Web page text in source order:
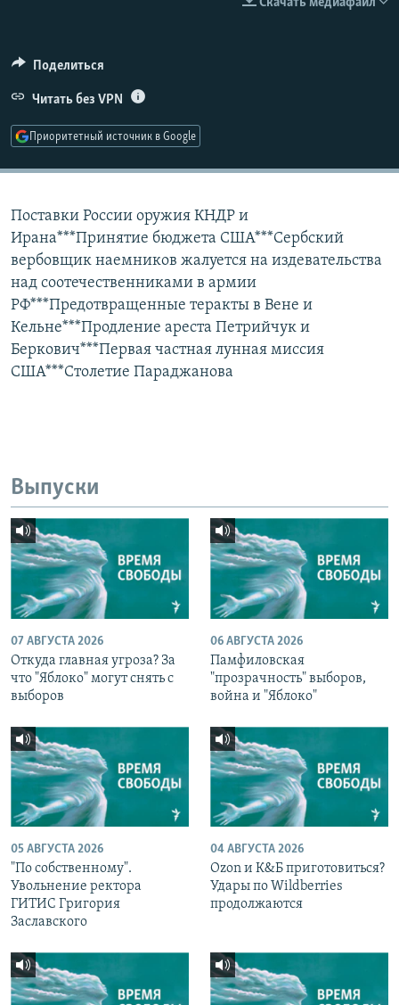
Скачать медиафайл
Поделиться
Читать без VPN
Приоритетный источник в Google
Поставки России оружия КНДР и
Ирана***Принятие бюджета США***Сербский
вербовщик наемников жалуется на издевательства
над соотечественниками в армии
РФ***Предотвращенные теракты в Вене и
Кельне***Продление ареста Петрийчук и
Беркович***Первая частная лунная миссия
США***Столетие Параджанова
Выпуски
07 АВГУСТА 2026
Откуда главная угроза? За
что "Яблоко" могут снять с
выборов
06 АВГУСТА 2026
Памфиловская
"прозрачность" выборов,
война и "Яблоко"
05 АВГУСТА 2026
"По собственному".
Увольнение ректора
ГИТИС Григория
Заславского
04 АВГУСТА 2026
Ozon и К&Б приготовиться?
Удары по Wildberries
продолжаются